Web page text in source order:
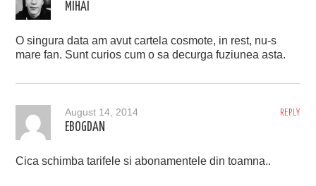
MIHAI
O singura data am avut cartela cosmote, in rest, nu-s
mare fan. Sunt curios cum o sa decurga fuziunea asta.
REPLY
August 14, 2014
EBOGDAN
Cica schimba tarifele si abonamentele din toamna..